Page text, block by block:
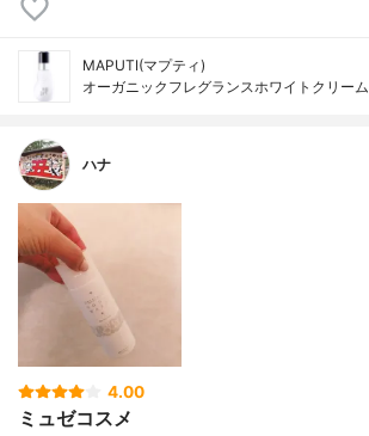
MAPUTI(マプティ)
オーガニックフレグランスホワイトクリーム
ハナ
4.00
ミュゼコスメ